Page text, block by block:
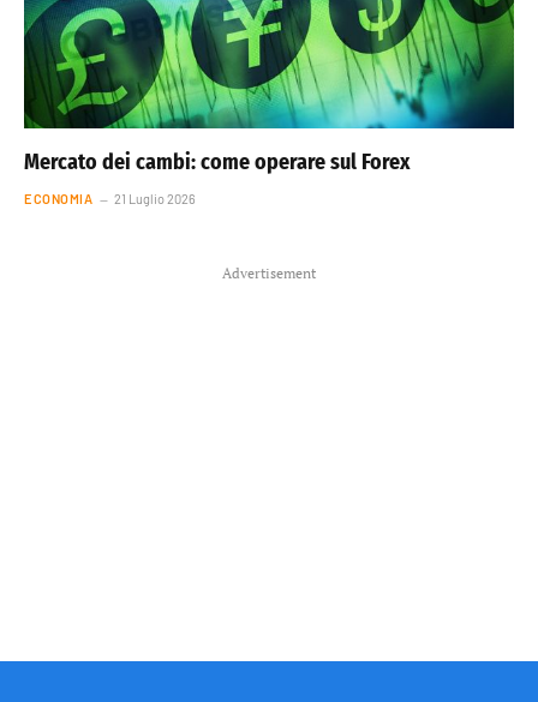
Mercato dei cambi: come operare sul Forex
ECONOMIA 21 Luglio 2026
Advertisement